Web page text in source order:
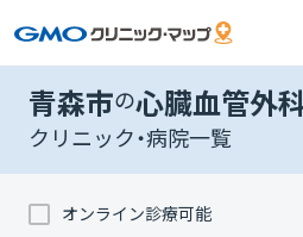
青森市の心臓血管外
クリニック・病院一覧
オンライン診療可能